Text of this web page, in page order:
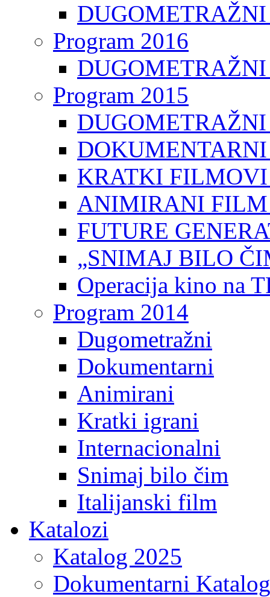
Program 2016
Program 2015
KRATKI FILMOVI
ANIMIRANI FILM
FUTURE
„SNIMAJ BILO
Operacija kino na
Program 2014
Dugometražni
Dokumentarni
Animirani
Kratki igrani
Internacionalni
Snimaj bilo čim
Italijanski film
Katalozi
Katalog 2025
Dokumentarni Katalog